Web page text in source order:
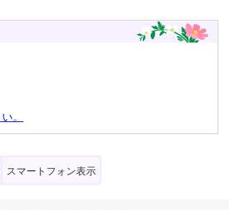
。
スマートフォン表示